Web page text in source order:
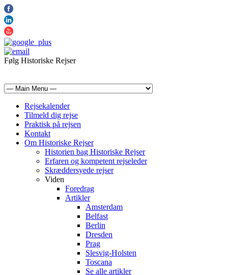
Følg Historiske Rejser
Rejsekalender
Tilmeld dig rejse
Praktisk på rejsen
Kontakt
Om Historiske Rejser
Historien bag Historiske Rejser
Erfaren og kompetent rejseleder
Skræddersyede rejser
Viden
Foredrag
Artikler
Amsterdam
Belfast
Berlin
Dresden
Prag
Slesvig-Holsten
Toscana
Se alle artikler